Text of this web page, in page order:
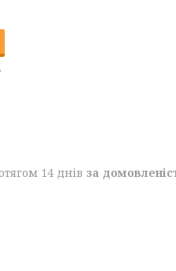
14 днів за